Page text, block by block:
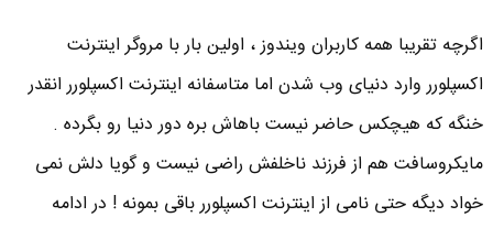
اگرچه تقریبا همه کاربران ویندوز ، اولین بار با مروگر اینترنت
اکسپلورر وارد دنیای وب شدن اما متاسفانه اینترنت اکسپلورر انقدر
خنگه که هیچکس حاضر نیست باهاش بره دور دنیا رو بگرده .
مایکروسافت هم از فرزند ناخلفش راضی نیست و گویا دلش نمی
خواد دیگه حتی نامی از اینترنت اکسپلورر باقی بمونه ! در ادامه